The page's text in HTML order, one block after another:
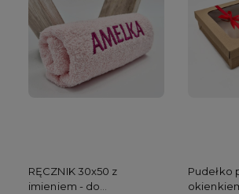
RĘCZNIK 30x50 z
imieniem - do
Pudełko